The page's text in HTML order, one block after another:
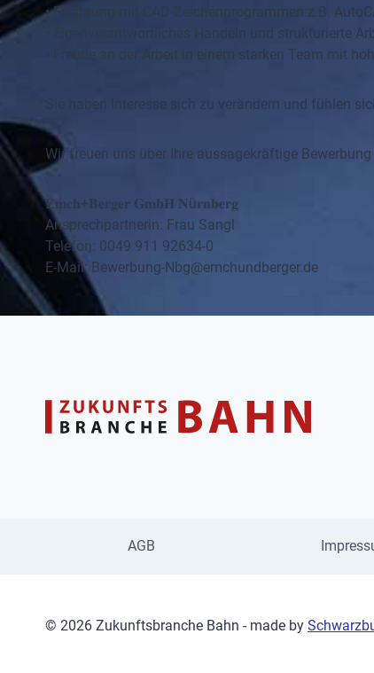
• Erfahrung mit CAD-Zeichenprogrammen z.B.
• Eigenverantwortliches Handeln und strukturierte
• Freude an der Arbeit in einem starken Team mit
Sie haben Interesse sich zu verändern und fühlen
Wir freuen uns über Ihre aussagekräftige Bewerbung
𝐄𝐦𝐜𝐡+𝐁𝐞𝐫𝐠𝐞𝐫 𝐆𝐦𝐛𝐇 𝐍ü𝐫𝐧𝐛𝐞𝐫𝐠
Ansprechpartnerin: Frau Sangl
Telefon: 0049 911 92634-0
E-Mail: Bewerbung-Nbg@emchundberger.de
AGB
© 2026 Zukunftsbranche Bahn - made by